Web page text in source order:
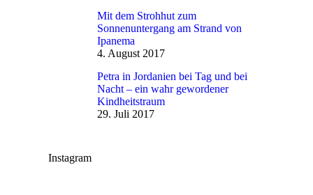
Mit dem Strohhut zum
Sonnenuntergang am Strand von
Ipanema
4. August 2017
Petra in Jordanien bei Tag und bei
Nacht – ein wahr gewordener
Kindheitstraum
29. Juli 2017
Instagram